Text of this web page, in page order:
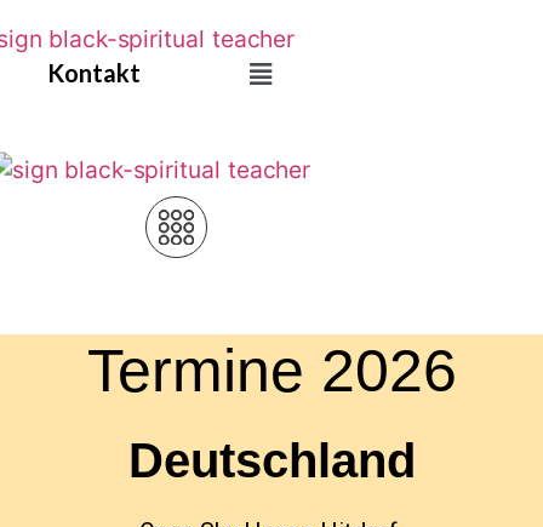
to
content
Main
Kontakt
Termine 2026
Deutschland